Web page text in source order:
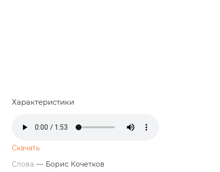
Характеристики
Скачать
Слова — Борис Кочетков